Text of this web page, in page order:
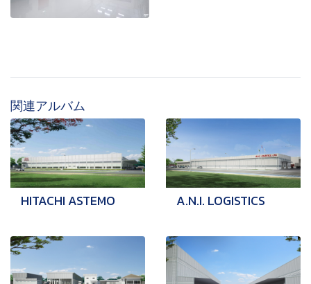
関連アルバム
HITACHI ASTEMO A.N.I. LOGISTICS